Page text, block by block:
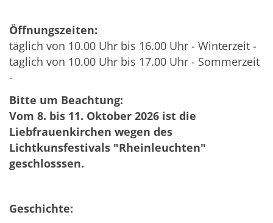
Öffnungszeiten:
täglich von 10.00 Uhr bis 16.00 Uhr - Winterzeit -
taglich von 10.00 Uhr bis 17.00 Uhr - Sommerzeit
-
Bitte um Beachtung:
Vom 8. bis 11. Oktober 2026 ist die
Liebfrauenkirchen wegen des
Lichtkunsfestivals "Rheinleuchten"
geschlosssen.
Geschichte: